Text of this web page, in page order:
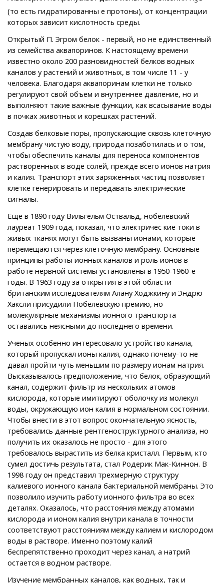
(то есть гидратированны е протоны), от концентрации
которых зависит кислотность среды.
Открытый П. Эгром белок - первый, но не единственный
из семейства аквапоринов. К настоящему времени
известно около 200 разновидностей белков водных
каналов у растений и животных, в том числе 11 - у
человека. Благодаря аквапоринам клетки не только
регулируют свой объем и внутреннее давление, но и
выполняют такие важные функции, как всасывание воды
в почках животных и корешках растений.
Создав белковые поры, пропускающие сквозь клеточную
мембрану чистую воду, природа позаботилась и о том,
чтобы обеспечить каналы для переноса компонентов
растворенных в воде солей, прежде всего ионов натрия
и калия. Транспорт этих заряженных частиц позволяет
клетке генерировать и передавать электрические
сигналы.
Еще в 1890 году Вильгельм Оствальд, нобелевский
лауреат 1909 года, показал, что электричес кие токи в
живых тканях могут быть вызваны ионами, которые
перемещаются через клеточную мембрану. Основные
принципы работы ионных каналов и роль ионов в
работе нервной системы установлены в 1950-1960-е
годы. В 1963 году за открытия в этой области
британским исследователям Алану Ходжкину и Эндрю
Хаксли присудили Нобелевскую премию, но
молекулярные механизмы ионного транспорта
оставались неясными до последнего времени.
Ученых особенно интересовало устройство канала,
который пропускал ионы калия, однако почему-то не
давал пройти чуть меньшим по размеру ионам натрия.
Высказывалось предположение, что белок, образующий
канал, содержит фильтр из нескольких атомов
кислорода, которые имитируют оболочку из молекул
воды, окружающую ион калия в нормальном состоянии.
Чтобы внести в этот вопрос окончательную ясность,
требовались данные рентгеноструктурного анализа, но
получить их оказалось не просто - для этого
требовалось выраcтить из белка кристалл. Первым, кто
сумел достичь результата, стал Родерик Мак-Киннон. В
1998 году он представил трехмерную структуру
калиевого ионного канала бактериальной мембраны. Это
позволило изучить работу ионного фильтра во всех
деталях. Оказалось, что расстояния между атомами
кислорода и ионом калия внутри канала в точности
соответствуют расстояниям между калием и кислородом
воды в растворе. Именно поэтому калий
беспрепятственно проходит через канал, а натрий
остается в водном растворе.
Изучение мембранных каналов, как водных, так и